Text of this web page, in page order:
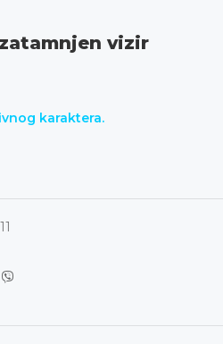
zatamnjen vizir
karaktera.